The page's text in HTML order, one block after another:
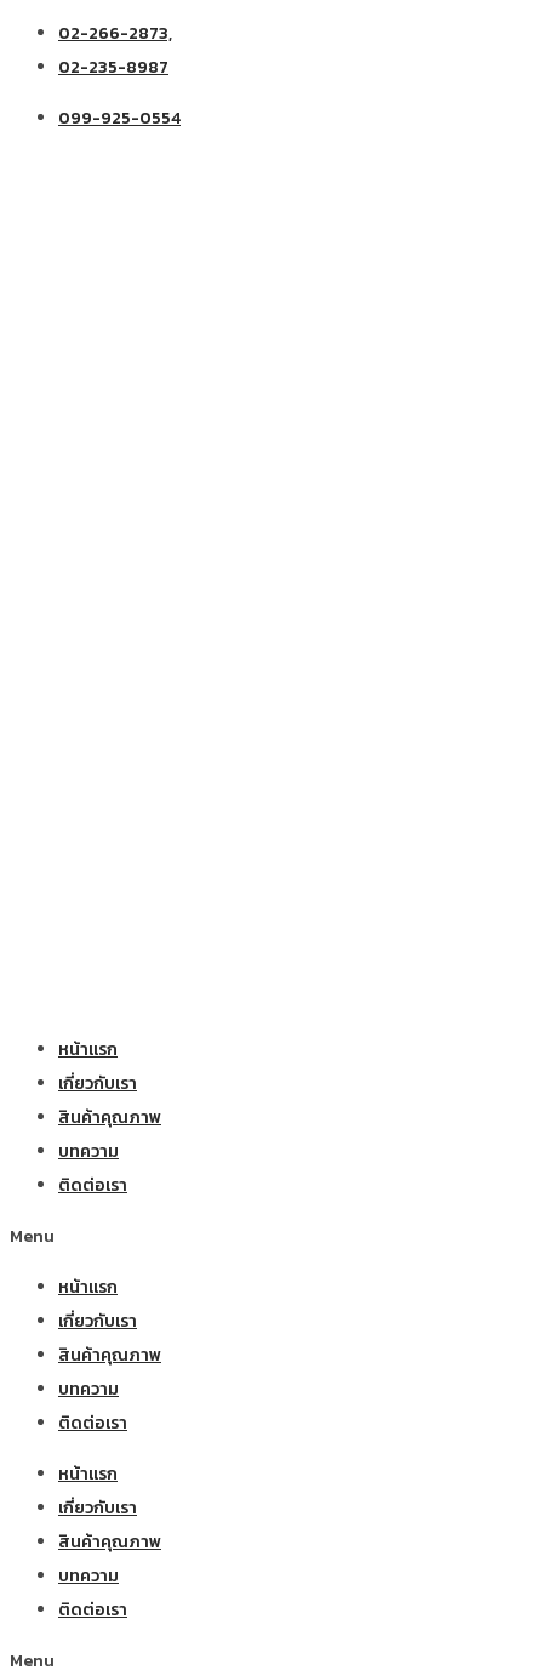
02-266-2873,
02-235-8987
099-925-0554
หน้าแรก
เกี่ยวกับเรา
สินค้าคุณภาพ
บทความ
ติดต่อเรา
Menu
หน้าแรก
เกี่ยวกับเรา
สินค้าคุณภาพ
บทความ
ติดต่อเรา
หน้าแรก
เกี่ยวกับเรา
สินค้าคุณภาพ
บทความ
ติดต่อเรา
Menu